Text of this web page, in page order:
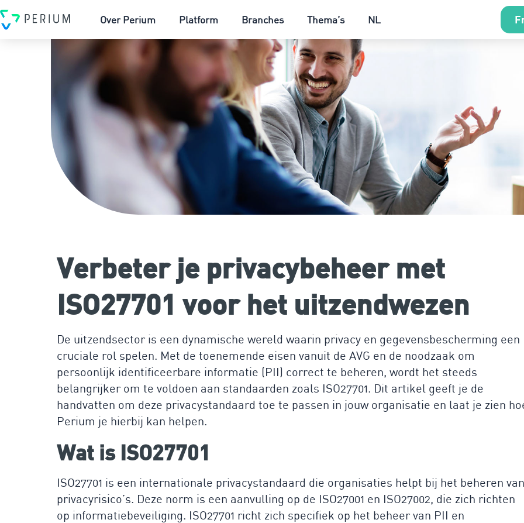
Over Perium Platform Branches Thema’s NL
Verbeter je privacybeheer met
ISO27701 voor het uitzendwezen
De uitzendsector is een dynamische wereld waarin privacy en gegevensbescherming een
cruciale rol spelen. Met de toenemende eisen vanuit de AVG en de noodzaak om
persoonlijk identificeerbare informatie (PII) correct te beheren, wordt het steeds
belangrijker om te voldoen aan standaarden zoals ISO27701. Dit artikel geeft je de
handvatten om deze privacystandaard toe te passen in jouw organisatie en laat je zien
Perium je hierbij kan helpen.
Wat is ISO27701
ISO27701 is een internationale privacystandaard die organisaties helpt bij het beheren van
privacyrisico’s. Deze norm is een aanvulling op de ISO27001 en ISO27002, die zich richten
op informatiebeveiliging. ISO27701 richt zich specifiek op het beheer van PII en